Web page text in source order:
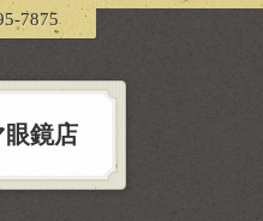
7875
眼鏡店